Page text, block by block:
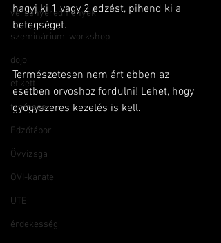
versenyeredmények
szeminárium, workshop
dojo
etikett
tanmese
Edzőtábor
Övvizsga
OVI-karate
UTE
érdekesség
hagyj ki 1 vagy 2 edzést, pihend ki a
betegséget.
Természetesen nem árt ebben az
esetben orvoshoz fordulni! Lehet, hogy
gyógyszeres kezelés is kell.